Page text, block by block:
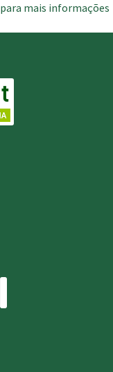
para mais informações